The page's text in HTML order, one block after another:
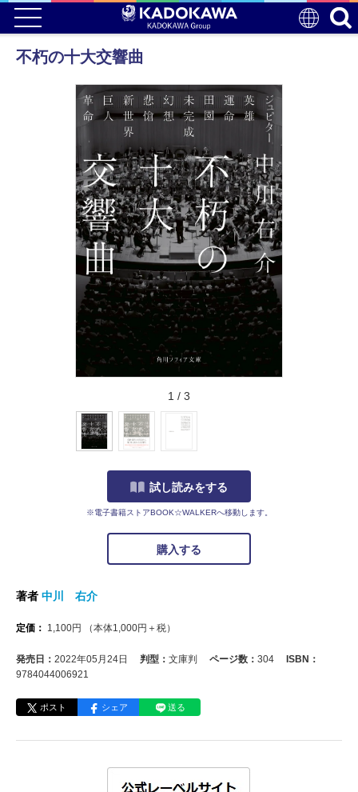
不朽の十大交響曲
1 / 3
試し読みをする
※電子書籍ストアBOOK☆WALKERへ移動します。
購入する
著者 中川 右介
定価： 1,100円 （本体1,000円＋税）
発売日： 2022年05月24日 判型： 文庫判 ページ数： 304
ISBN：
9784044006921
ポスト シェア 送る